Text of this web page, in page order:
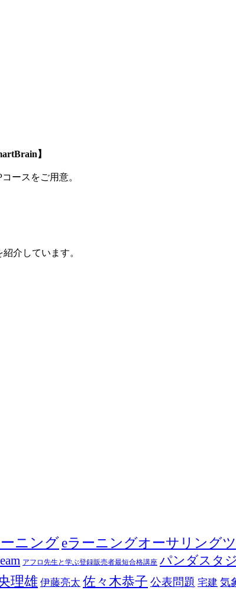
】
ースをご用意。
介しています。
ニング eラーニングオーサリング
アフロ先生と学ぶ登録販売者最短合格講座 パンダスタ
理雄 伊藤亮太 佐々木恭子 公表問題 宅建 気